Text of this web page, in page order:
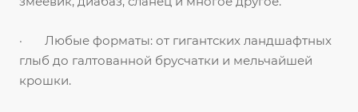
· Любые форматы: от гигантских ландшафтных
глыб до галтованной брусчатки и мельчайшей
крошки.